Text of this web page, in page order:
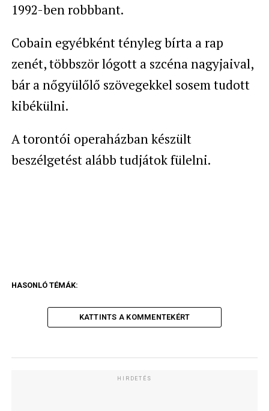
1992-ben robbbant.
Cobain egyébként tényleg bírta a rap
zenét, többször lógott a szcéna nagyjaival,
bár a nőgyülőlő szövegekkel sosem tudott
kibékülni.
A torontói operaházban készült
beszélgetést alább tudjátok fülelni.
HASONLÓ TÉMÁK:
KATTINTS A KOMMENTEKÉRT
HIRDETÉS